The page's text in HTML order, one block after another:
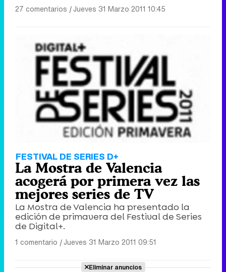
27 comentarios |Jueves 31 Marzo 2011 10:45
FESTIVAL DE SERIES D+
La Mostra de Valencia
acogerá por primera vez las
mejores series de TV
La Mostra de Valencia ha presentado la
edición de primavera del Festival de Series
de Digital+.
1 comentario |Jueves 31 Marzo 2011 09:51
Eliminar anuncios